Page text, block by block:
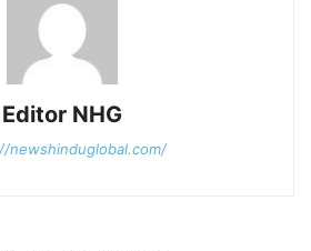
Editor NHG
newshinduglobal.com/